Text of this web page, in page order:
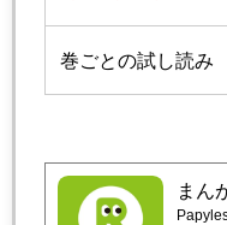
巻ごとの試し読み
まん